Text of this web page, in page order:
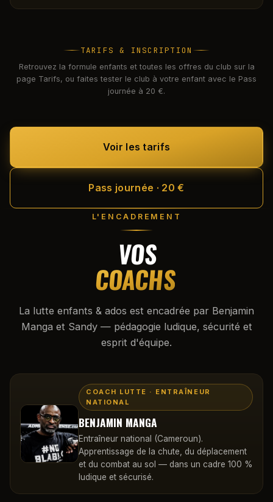
TARIFS & INSCRIPTION
Retrouvez la formule enfants et toutes les offres du club sur la
page Tarifs, ou faites tester le club à votre enfant avec le Pass
journée à 20 €.
Voir les tarifs
Pass journée · 20 €
L'ENCADREMENT
VOS
COACHS
La lutte enfants & ados est encadrée par Benjamin
Manga et Sandy — pédagogie ludique, sécurité et
esprit d'équipe.
COACH LUTTE · ENTRAÎNEUR
NATIONAL
BENJAMIN MANGA
Entraîneur national (Cameroun).
Apprentissage de la chute, du déplacement
et du combat au sol — dans un cadre 100 %
ludique et sécurisé.